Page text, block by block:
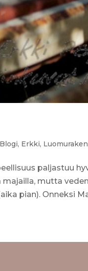
Blogi, Erkki,
paljastuu
mutta
pian). Onneksi